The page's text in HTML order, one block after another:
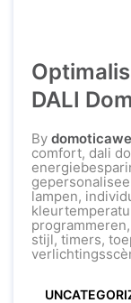
DALI
By
comfort, dali
lampen,
programmeren,
stijl, timers,